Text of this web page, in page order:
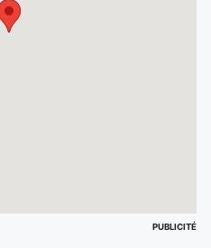
PUBLICITÉ